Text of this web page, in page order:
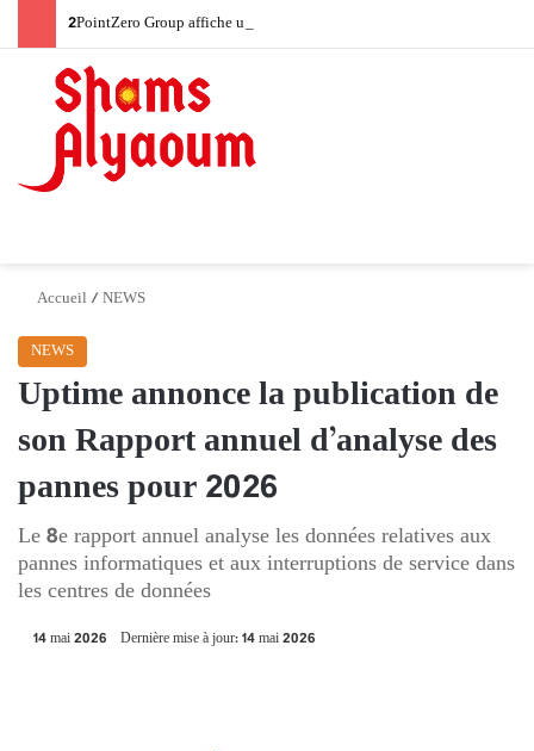
Accueil /NEWS
NEWS
Uptime annonce la publication de
son Rapport annuel d’analyse des
pannes pour 2026
Le 8e rapport annuel analyse les données relatives aux
pannes informatiques et aux interruptions de service dans
les centres de données
14 mai 2026 Dernière mise à jour: 14 mai 2026